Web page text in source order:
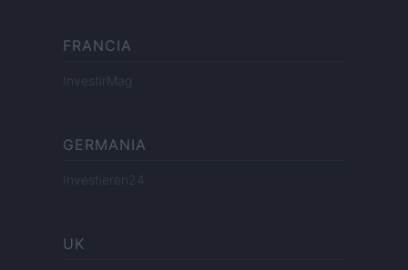
FRANCIA
InvestirMag
GERMANIA
Investieren24
UK